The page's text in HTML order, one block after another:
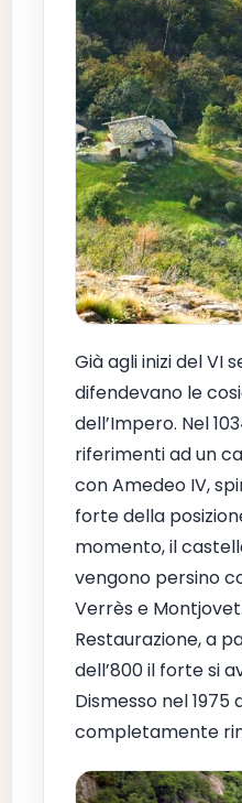
Già agli inizi del VI
difendevano le
dell’Impero. Nel
riferimenti ad un
con Amedeo IV,
forte della
momento, il
vengono persino
Verrès e
Restaurazione, a
dell’800 il forte si
Dismesso nel
completamente